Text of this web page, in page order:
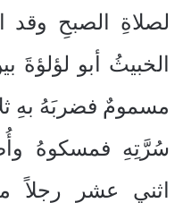
لصلاةِ الصبحِ
الخبيثُ أبو
مسمومٌ فضربَهُ بهِ
سُرَّتِهِ فمسكوهُ
اثني عشر